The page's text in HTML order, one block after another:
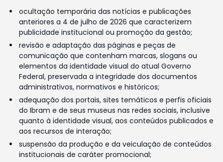
ocultação temporária das notícias e publicações
anteriores a 4 de julho de 2026 que caracterizem
publicidade institucional ou promoção da gestão;
revisão e adaptação das páginas e peças de
comunicação que contenham marcas, slogans ou
elementos da identidade visual do atual Governo
Federal, preservada a integridade dos documentos
administrativos, normativos e históricos;
adequação dos portais, sites temáticos e perfis oficiais
do Ibram e de seus museus nas redes sociais, inclusive
quanto à identidade visual, aos conteúdos publicados e
aos recursos de interação;
suspensão da produção e da veiculação de conteúdos
institucionais de caráter promocional;